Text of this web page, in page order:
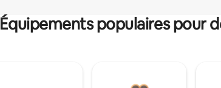
Équipements populaires pour